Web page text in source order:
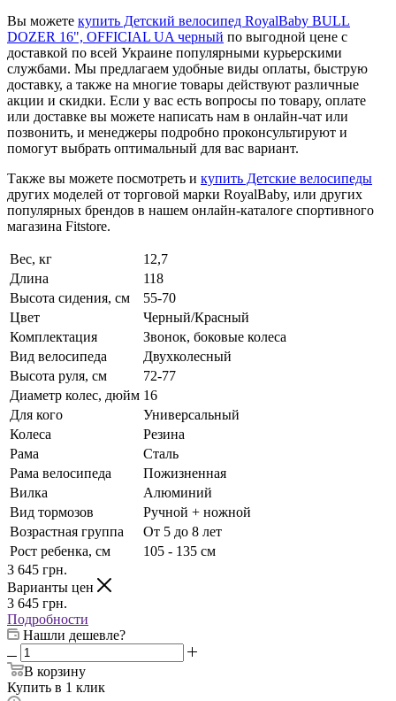
Вы можете купить Детский велосипед RoyalBaby BULL
DOZER 16", OFFICIAL UA черный по выгодной цене с
доставкой по всей Украине популярными курьерскими
службами. Мы предлагаем удобные виды оплаты, быструю
доставку, а также на многие товары действуют различные
акции и скидки. Если у вас есть вопросы по товару, оплате
или доставке вы можете написать нам в онлайн-чат или
позвонить, и менеджеры подробно проконсультируют и
помогут выбрать оптимальный для вас вариант.
Также вы можете посмотреть и купить Детские велосипеды
других моделей от торговой марки RoyalBaby, или других
популярных брендов в нашем онлайн-каталоге спортивного
магазина Fitstore.
Вес, кг
12,7
Длина
118
Высота сидения, см
55-70
Цвет
Черный/Красный
Комплектация
Звонок, боковые колеса
Вид велосипеда
Двухколесный
Высота руля, см
72-77
Диаметр колес, дюйм 16
Для кого
Универсальный
Колеса
Резина
Рама
Сталь
Рама велосипеда
Пожизненная
Вилка
Алюминий
Вид тормозов
Ручной + ножной
Возрастная группа
От 5 до 8 лет
Рост ребенка, см
105 - 135 см
3 645 грн.
Варианты цен
3 645 грн.
Подробности
Нашли дешевле?
В корзину
Купить в 1 клик